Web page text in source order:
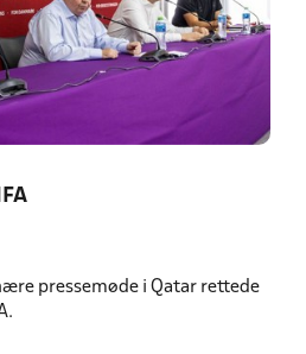
pressemøde i Qatar rettede